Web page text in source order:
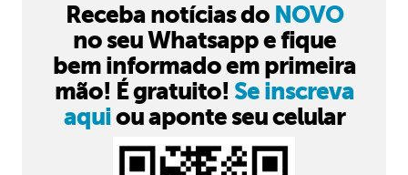
Receba notícias do NOVO
no seu Whatsapp e fique
bem informado em primeira
mão! É gratuito! Se inscreva
aquiou aponte seu celular